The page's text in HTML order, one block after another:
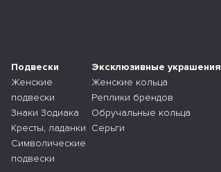
Подвески
Женские
подвески
Знаки Зодиака
Кресты, ладанки
Символические
подвески
Эксклюзивные украшения
Женские кольца
Реплики брендов
Обручальные кольца
Серьги